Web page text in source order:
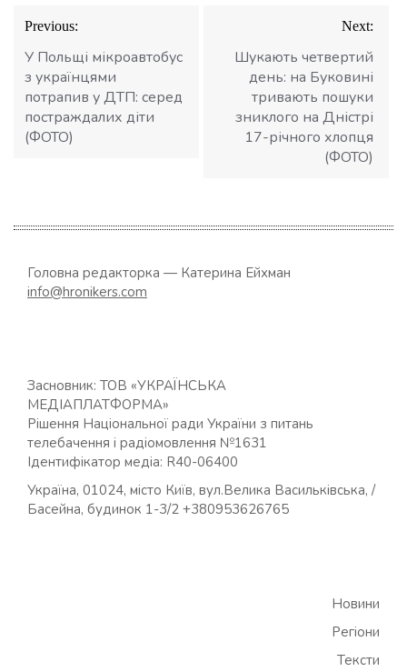
Навігація
записів
Previous:
У Польщі мікроавтобус
з українцями
потрапив у ДТП: серед
постраждалих діти
(ФОТО)
Next:
Шукають четвертий
день: на Буковині
тривають пошуки
зниклого на Дністрі
17-річного хлопця
(ФОТО)
Головна редакторка — Катерина Ейхман
info@hronikers.com
Засновник: ТОВ «УКРАЇНСЬКА
МЕДІАПЛАТФОРМА»
Рішення Національної ради України з питань
телебачення і радіомовлення №1631
Ідентифікатор медіа: R40-06400
Україна, 01024, місто Київ, вул.Велика Васильківська, /
Басейна, будинок 1-3/2 +380953626765
Новини
Регіони
Тексти